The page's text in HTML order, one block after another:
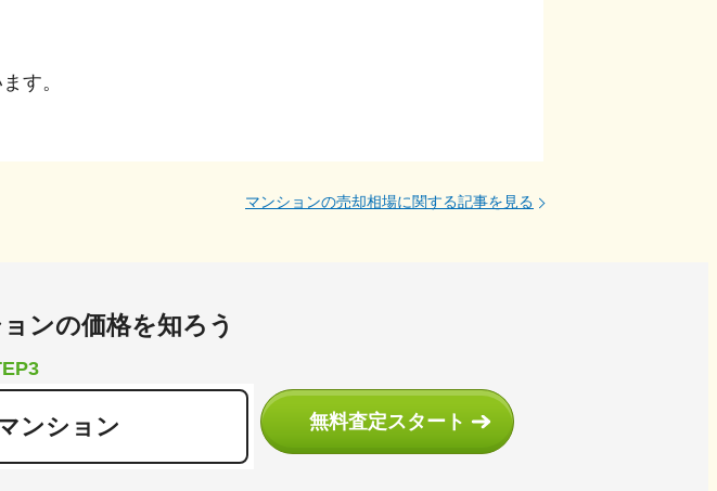
す。
マンションの売却相場に関する記事を見る
ンの価格を知ろう
無料査定スタート